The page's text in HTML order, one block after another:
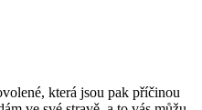
která jsou pak příčinou